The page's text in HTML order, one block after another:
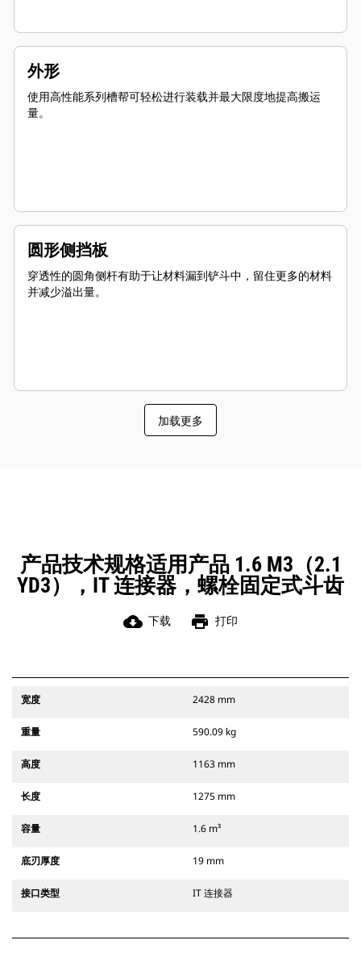
外形
使用高性能系列槽帮可轻松进行装载并最大限度地提高搬运
量。
圆形侧挡板
穿透性的圆角侧杆有助于让材料漏到铲斗中，留住更多的材料
并减少溢出量。
加载更多
产品技术规格适用产品 1.6 M3（2.1
YD3），IT 连接器，螺栓固定式斗齿
cloud_download 下载 print 打印
宽度 2428 mm
重量 590.09 kg
高度 1163 mm
长度 1275 mm
容量 1.6 m³
底刃厚度 19 mm
接口类型 IT 连接器